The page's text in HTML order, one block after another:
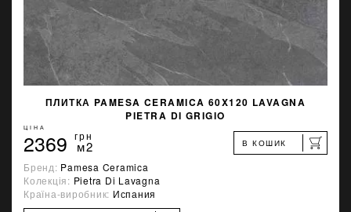
ПЛИТКА PAMESA CERAMICA 60X120 LAVAGNA
PIETRA DI GRIGIO
ЦІНА
2369 грн
м2 В КОШИК
Бренд: Pamesa Ceramica
Колекція: Pietra Di Lavagna
Країна-виробник: Испания